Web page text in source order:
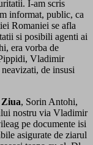
I-am scris
informat, public, ca
Romaniei se afla
si posibili agenti ai
era vorba de
Vladimir
de insusi
Ziua, Sorin Antohi,
nostru via Vladimir
pe documente isi
asigurate de ziarul